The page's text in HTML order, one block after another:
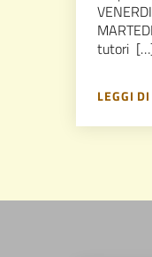
tutori
LEGGI